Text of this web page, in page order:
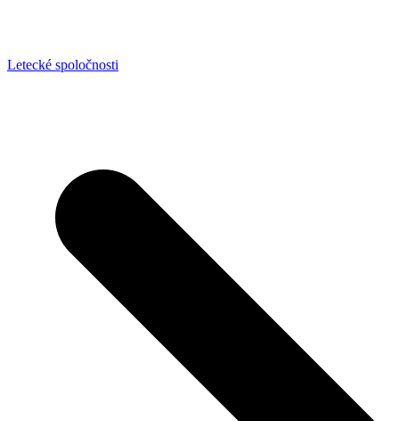
Letecké spoločnosti